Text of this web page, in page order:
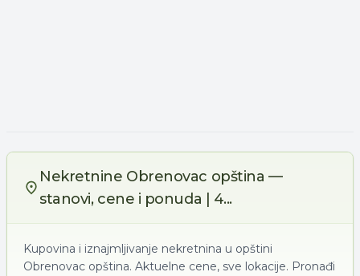
Nekretnine Obrenovac opština —
stanovi, cene i ponuda | 4...
Kupovina i iznajmljivanje nekretnina u opštini
Obrenovac opština. Aktuelne cene, sve lokacije. Pronađi